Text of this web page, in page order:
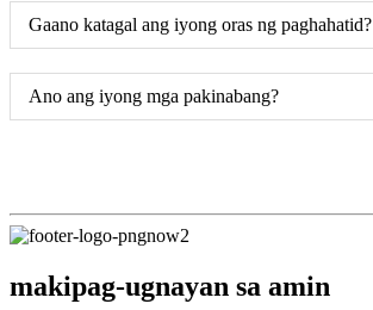
Gaano katagal ang iyong oras ng paghahatid?
Ano ang iyong mga pakinabang?
makipag-ugnayan sa amin